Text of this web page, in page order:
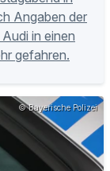
Angaben der
in einen
gefahren.
© Bayerische Polizei